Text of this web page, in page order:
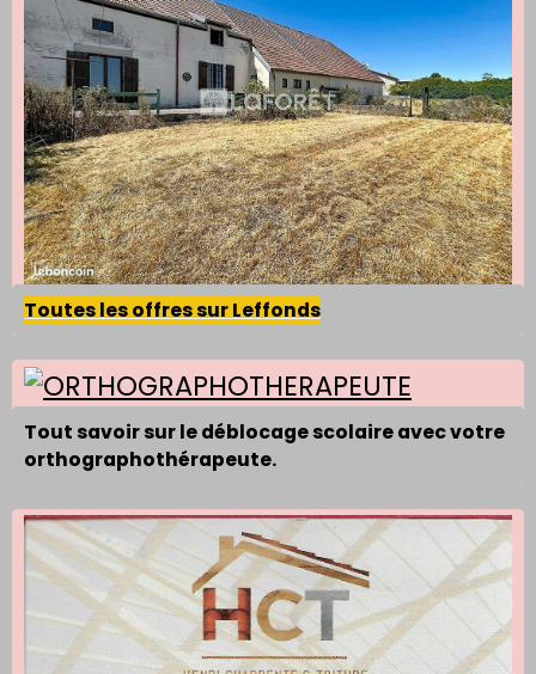
Toutes les offres sur Leffonds
Tout savoir sur le déblocage scolaire avec votre
orthographothérapeute.